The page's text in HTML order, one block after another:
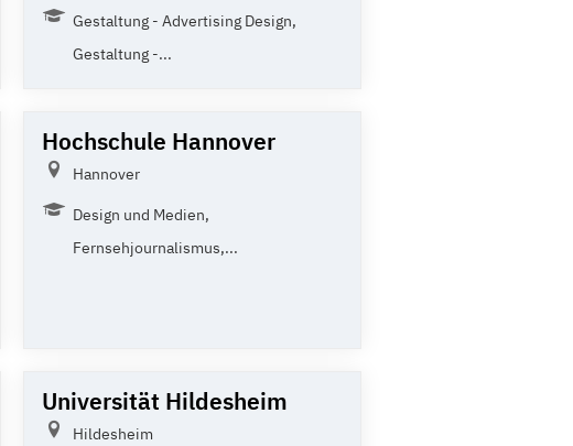
Gestaltung - Advertising Design,
Gestaltung -...
Hochschule Hannover
Hannover
Design und Medien,
Fernsehjournalismus,...
Universität Hildesheim
Hildesheim